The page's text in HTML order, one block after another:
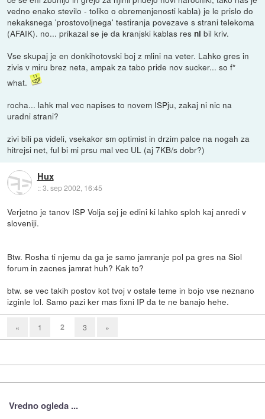
vedno enako stevilo - toliko o obremenjenosti kabla) je le prislo do
nekaksnega 'prostovoljnega' testiranja povezave s strani telekoma
(AFAIK). no... prikazal se je da kranjski kablas resni bil kriv.
Vse skupaj je en donkihotovski boj z mlini na veter. Lahko gres in
zivis v miru brez neta, ampak za tabo pride nov sucker... so f*
what.
rocha... lahk mal vec napises to novem ISPju, zakaj ni nic na
uradni strani?
zivi bili pa videli, vsekakor sm optimist in drzim palce na nogah za
hitrejsi net, ful bi mi prsu mal vec UL (aj 7KB/s dobr?)
Hux
::3. sep 2002, 16:45
Verjetno je tanov ISP Volja sej je edini ki lahko sploh kaj anredi v
sloveniji.
Btw. Rosha ti njemu da ga je samo jamranje pol pa gres na Siol
forum in zacnes jamrat huh? Kak to?
btw. se vec takih postov kot tvoj v ostale teme in bojo vse neznano
izginle lol. Samo pazi ker mas fixni IP da te ne banajo hehe.
« 1 2 3 »
Vredno ogleda ...